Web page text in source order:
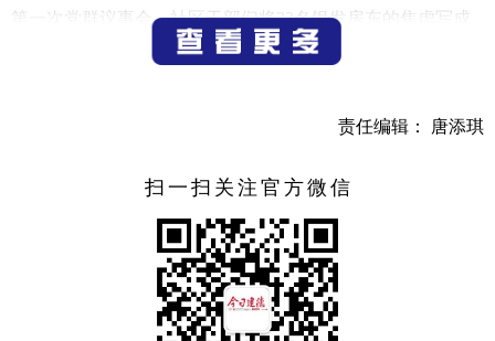
第一次党群议事会，社区干部们将23名银发房东的焦虑写成
师活动室改造的服务驿站，如今挂着三张特殊的地图：用不
航图”以及实时更新租客信息的“数字管家图”。65岁的协管员
房屋，他手机里的“安居码”已累计处理报修事件127起。
去年盛夏，租客刘先生与邻居因空调外机噪音闹得不可
开交。在挂满锦旗的调解室里，房东李大伯、党员代表和当
责任编辑： 唐添琪
扫一扫关注官方微信